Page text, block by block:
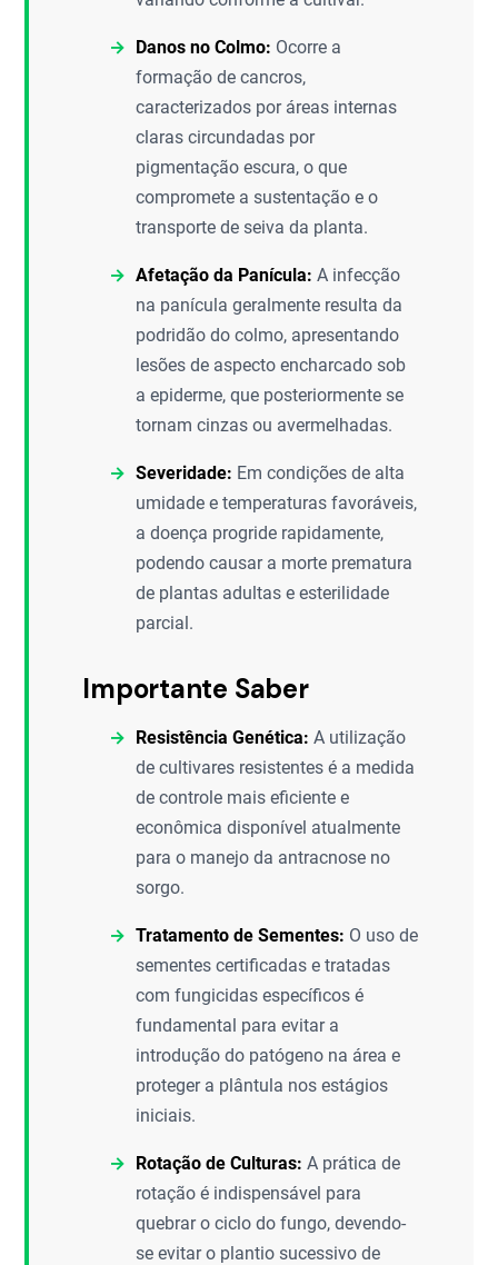
Danos no Colmo: Ocorre a
formação de cancros,
caracterizados por áreas internas
claras circundadas por
pigmentação escura, o que
compromete a sustentação e o
transporte de seiva da planta.
Afetação da Panícula: A infecção
na panícula geralmente resulta da
podridão do colmo, apresentando
lesões de aspecto encharcado sob
a epiderme, que posteriormente se
tornam cinzas ou avermelhadas.
Severidade: Em condições de alta
umidade e temperaturas favoráveis,
a doença progride rapidamente,
podendo causar a morte prematura
de plantas adultas e esterilidade
parcial.
Importante Saber
Resistência Genética: A utilização
de cultivares resistentes é a medida
de controle mais eficiente e
econômica disponível atualmente
para o manejo da antracnose no
sorgo.
Tratamento de Sementes: O uso de
sementes certificadas e tratadas
com fungicidas específicos é
fundamental para evitar a
introdução do patógeno na área e
proteger a plântula nos estágios
iniciais.
Rotação de Culturas: A prática de
rotação é indispensável para
quebrar o ciclo do fungo, devendo-
se evitar o plantio sucessivo de